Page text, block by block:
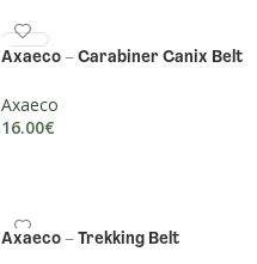
Axaeco – Carabiner Canix Belt
Axaeco
16.00€
Axaeco – Trekking Belt